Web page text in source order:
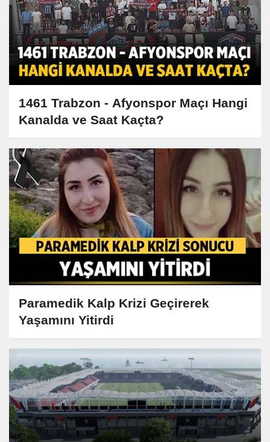
1461 Trabzon - Afyonspor Maçı Hangi
Kanalda ve Saat Kaçta?
Paramedik Kalp Krizi Geçirerek
Yaşamını Yitirdi